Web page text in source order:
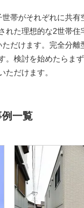
帯がそれぞれに共
れた理想的な2世帯
だけます。完全分
。検討を始めたらま
ただけます。
一覧